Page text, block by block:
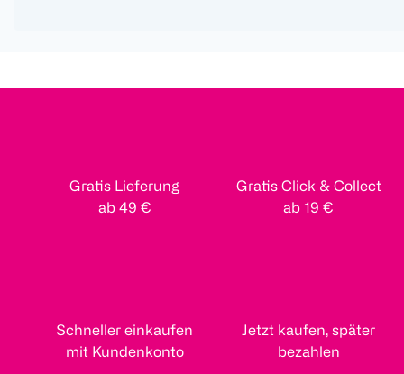
Gratis Lieferung
ab 49 €
Gratis Click & Collect
ab 19 €
Schneller einkaufen
mit Kundenkonto
Jetzt kaufen, später
bezahlen